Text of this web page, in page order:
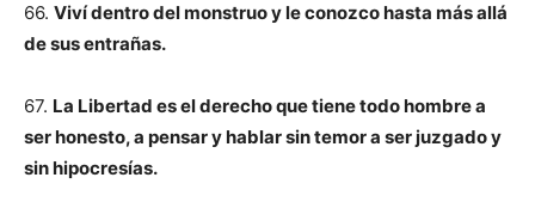
66. Viví dentro del monstruo y le conozco hasta más allá
de sus entrañas.
67. La Libertad es el derecho que tiene todo hombre a
ser honesto, a pensar y hablar sin temor a ser juzgado y
sin hipocresías.